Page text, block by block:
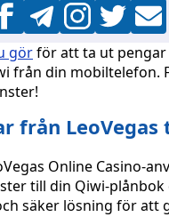
görför att ta ut
från din mobiltelefon.
från
Online Casino-
till din Qiwi-plånbok
säker lösning för att